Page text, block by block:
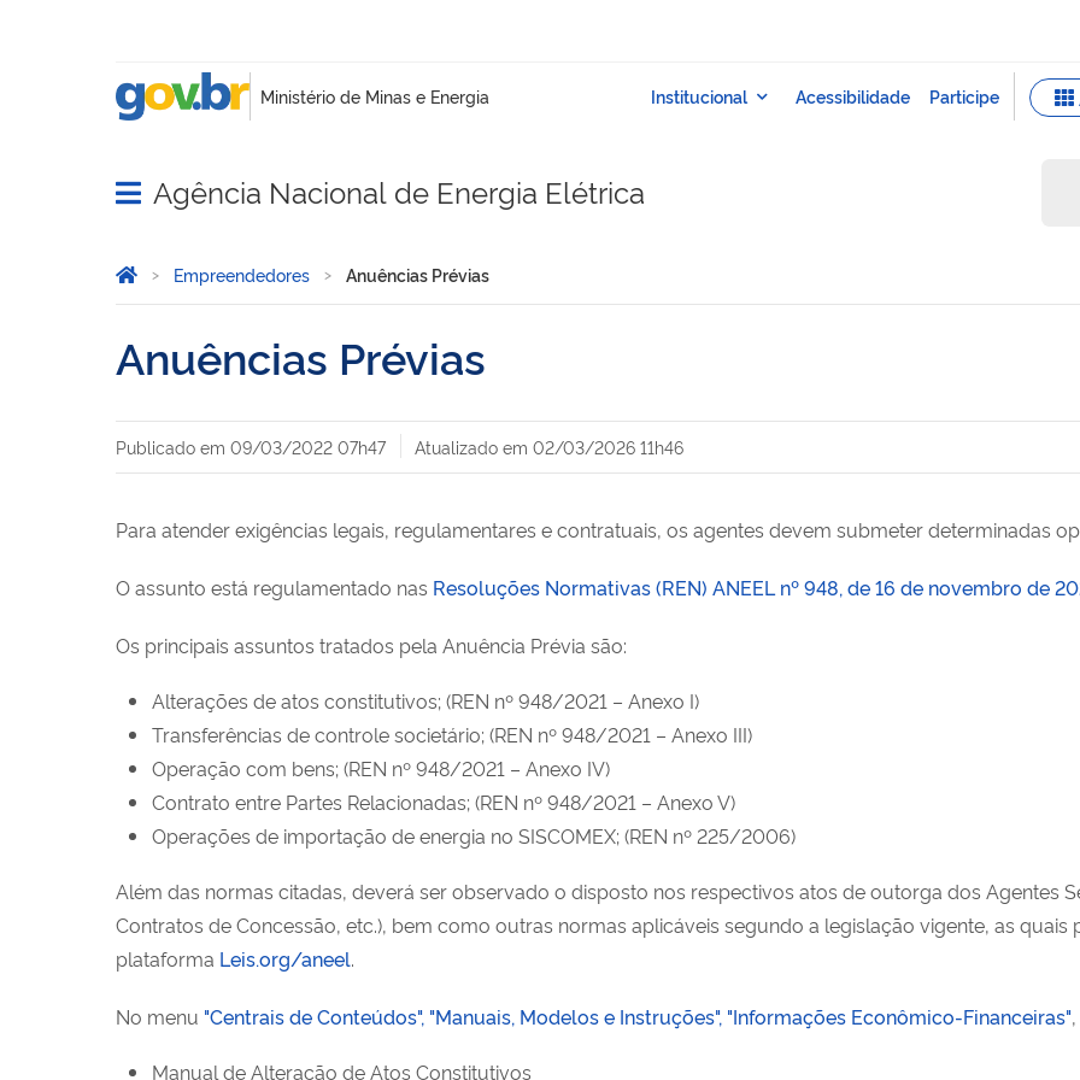
Abrir menu principal de navegação
Agência Nacional de Energia Elétrica
Você está aqui:
Página Inicial
Empreendedores Anuências Prévias
Anuências Prévias
Publicado em 09/03/2022 07h47 Atualizado em 02/03/2026 11h46
Para atender exigências legais, regulamentares e contratuais, os agentes devem submeter determinadas
O assunto está regulamentado nas Resoluções Normativas (REN) ANEEL nº 948, de 16 de novembro de
Os principais assuntos tratados pela Anuência Prévia são:
Alterações de atos constitutivos; (REN nº 948/2021 – Anexo I)
Transferências de controle societário; (REN nº 948/2021 – Anexo III)
Operação com bens; (REN nº 948/2021 – Anexo IV)
Contrato entre Partes Relacionadas; (REN nº 948/2021 – Anexo V)
Operações de importação de energia no SISCOMEX; (REN nº 225/2006)
Além das normas citadas, deverá ser observado o disposto nos respectivos atos de outorga dos Agentes
Contratos de Concessão, etc.), bem como outras normas aplicáveis segundo a legislação vigente, as quais
plataforma Leis.org/aneel.
No menu "Centrais de Conteúdos", "Manuais, Modelos e Instruções", "Informações Econômico-Financeiras"
Manual de Alteração de Atos Constitutivos